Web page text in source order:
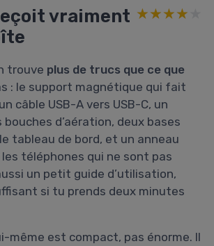
vraiment ★★★★★
★★★★★
trouve plus de trucs que ce que
: le support magnétique qui fait
câble USB-A vers USB-C, un
d’aération, deux bases
tableau de bord, et un anneau
téléphones qui ne sont pas
un petit guide d’utilisation,
si tu prends deux minutes
même est compact, pas énorme. Il